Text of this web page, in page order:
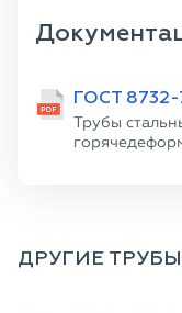
ГОСТ 8732-
Трубы
ДРУГИЕ